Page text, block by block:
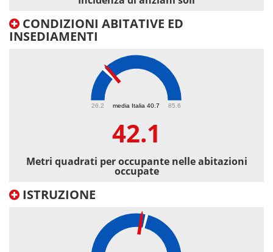
CONDIZIONI ABITATIVE ED
INSEDIAMENTI
media Italia 40.7
26.2 85.6
42.1
Metri quadrati per occupante nelle abitazioni
occupate
ISTRUZIONE